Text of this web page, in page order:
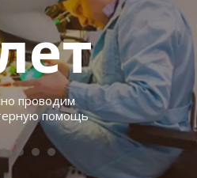
проводим
помощь